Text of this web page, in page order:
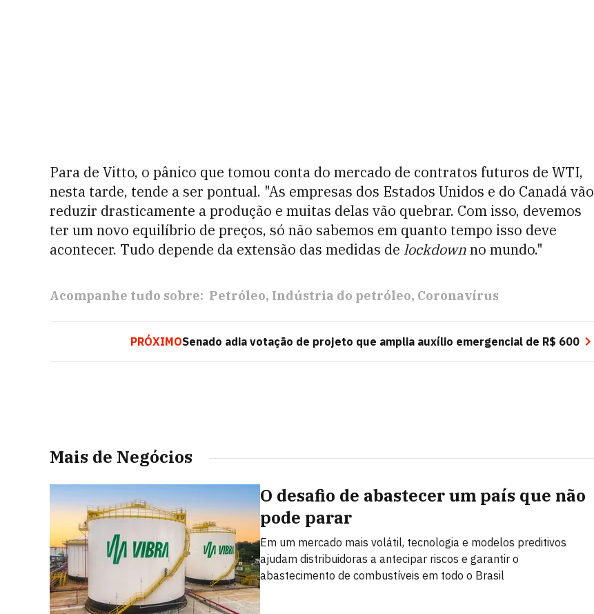
Para de Vitto, o pânico que tomou conta do mercado de contratos futuros de WTI,
nesta tarde, tende a ser pontual. "As empresas dos Estados Unidos e do Canadá vão
reduzir drasticamente a produção e muitas delas vão quebrar. Com isso, devemos
ter um novo equilíbrio de preços, só não sabemos em quanto tempo isso deve
acontecer. Tudo depende da extensão das medidas de lockdownno mundo."
Acompanhe tudo sobre: Petróleo Indústria do petróleo Coronavírus
PRÓXIMOSenado adia votação de projeto que amplia auxílio emergencial de R$ 600
Mais de Negócios
O desafio de abastecer um país que não
pode parar
Em um mercado mais volátil, tecnologia e modelos preditivos
ajudam distribuidoras a antecipar riscos e garantir o
abastecimento de combustíveis em todo o Brasil